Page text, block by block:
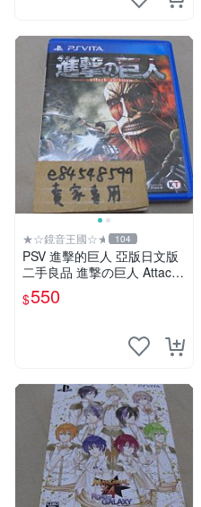
★☆鏡音王國☆★ 104
PSV 進擊的巨人 亞版日文版
二手良品 進撃の巨人 Attack
on Titan
$550